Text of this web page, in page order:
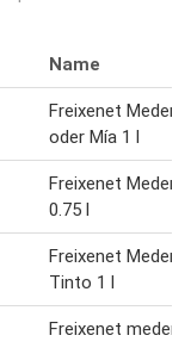
Name
Freixenet
oder Mía 1 l
Freixenet
0.75 l
Freixenet
Tinto 1 l
Freixenet